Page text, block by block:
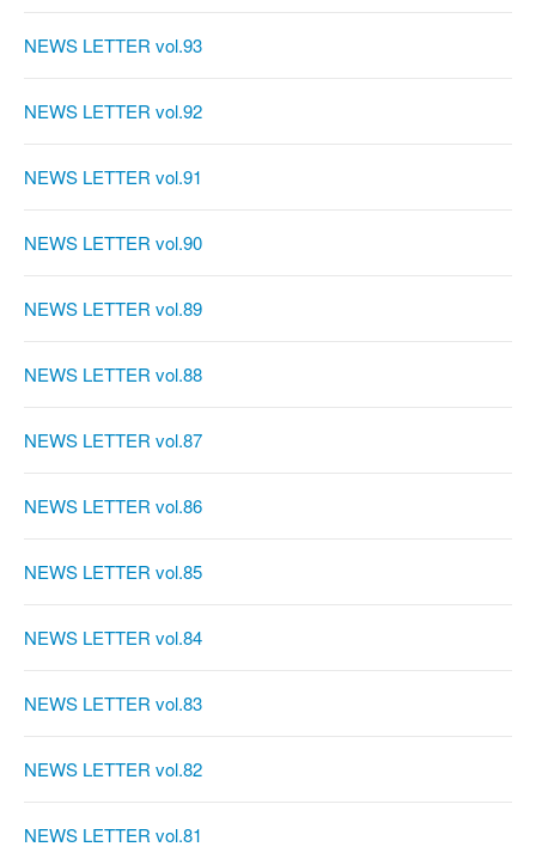
NEWS LETTER vol.93
NEWS LETTER vol.92
NEWS LETTER vol.91
NEWS LETTER vol.90
NEWS LETTER vol.89
NEWS LETTER vol.88
NEWS LETTER vol.87
NEWS LETTER vol.86
NEWS LETTER vol.85
NEWS LETTER vol.84
NEWS LETTER vol.83
NEWS LETTER vol.82
NEWS LETTER vol.81